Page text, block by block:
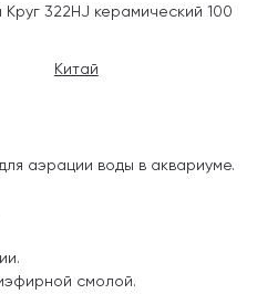
аэрации воды в аквариуме.
смолой.
322HJ керамический 100
Китай